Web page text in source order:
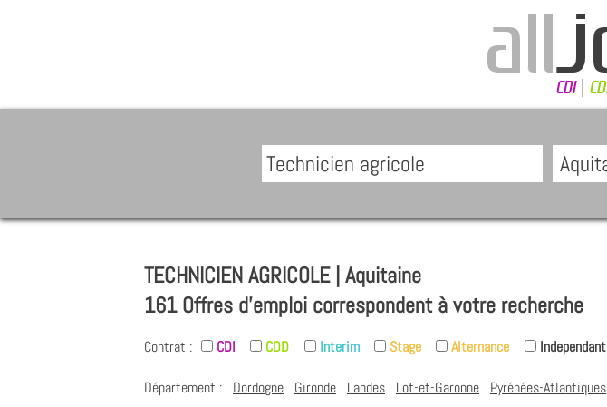
TECHNICIEN AGRICOLE | Aquitaine
161 Offres d'emploi correspondent à votre recherche
Contrat : CDI CDD Interim Stage Alternance Independant
Département : Dordogne Gironde Landes Lot-et-Garonne Pyrénées-Atlantiques